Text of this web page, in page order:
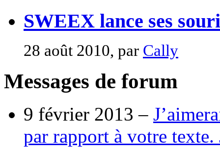
SWEEX lance ses
28 août 2010, par Cally
Messages de forum
9 février 2013 –
par rapport à votre texte.